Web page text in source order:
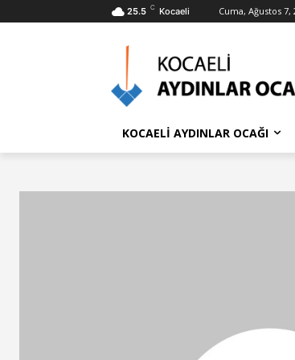
25.5 C Kocaeli Cuma, Ağustos 7,
KOCAELİ AYDINLAR OCAĞI